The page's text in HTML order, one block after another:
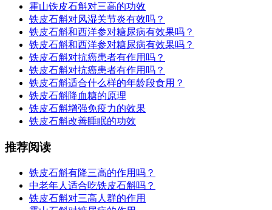
霍山铁皮石斛对三高的功效
铁皮石斛对风湿关节炎有效吗？
铁皮石斛和西洋参对糖尿病有效果吗？
铁皮石斛和西洋参对糖尿病有效果吗？
铁皮石斛对抗癌患者有作用吗？
铁皮石斛对抗癌患者有作用吗？
铁皮石斛适合什么样的年龄段食用？
铁皮石斛降血糖的原理
铁皮石斛增强免疫力的效果
铁皮石斛改善睡眠的功效
推荐阅读
铁皮石斛有降三高的作用吗？
中老年人适合吃铁皮石斛吗？
铁皮石斛对三高人群的作用